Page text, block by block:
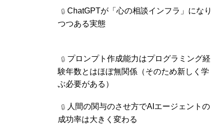
🔒ChatGPTが「心の相談インフラ」になり
つつある実態
🔒プロンプト作成能力はプログラミング経
験年数とはほぼ無関係（そのため新しく学
ぶ必要がある）
🔒人間の関与のさせ方でAIエージェントの
成功率は大きく変わる